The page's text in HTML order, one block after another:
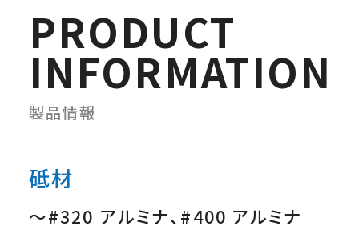
PRODUCT
INFORMATION
製品情報
砥材
～#320 アルミナ、#400 アルミナ